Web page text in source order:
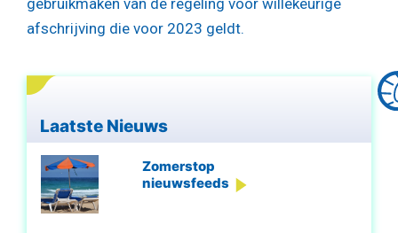
afschrijving die voor 2023 geldt.
Laatste Nieuws
Zomerstop
nieuwsfeeds